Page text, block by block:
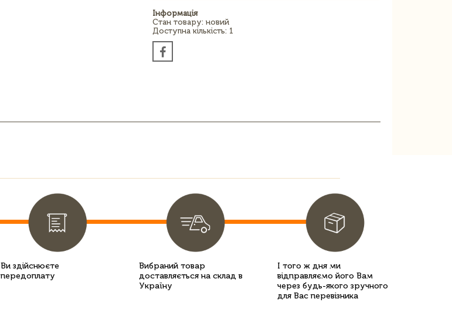
Інформація
Стан товару: новий
Доступна кількість: 1
Ви здійснюєте
передоплату
Вибраний товар
доставляється на склад в
Україну
І того ж дня ми
відправляємо його Вам
через будь-якого зручного
для Вас перевізника